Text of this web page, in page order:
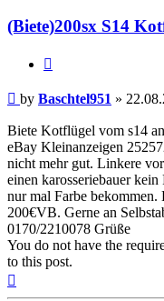
(Biete)200sx S14
Post
by Baschtel951 »
Biete Kotflügel vom s14
eBay Kleinanzeigen
nicht mehr gut. Linkere
einen karosseriebauer
nur mal Farbe bekommen.
200€VB. Gerne an
0170/2210078 Grüße
You do not have the
to this post.